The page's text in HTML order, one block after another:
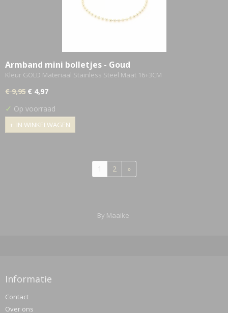
Armband mini bolletjes - Goud
Kleur GOLD Materiaal Stainless Steel Maat 16+3CM
€ 9,95 € 4,97
✓ Op voorraad
IN WINKELWAGEN
1 2 »
By Maaike
Informatie
Contact
Over ons